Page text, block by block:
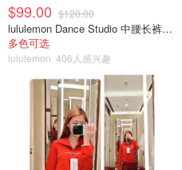
$99.00 $128.00
lululemon Dance Studio 中腰长裤 女装常规款
多色可选
lululemon 406人感兴趣